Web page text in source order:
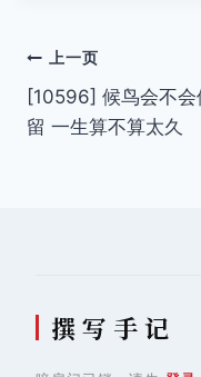
文
章
上一页
[10596] 候鸟会不会
留 一生算不算太久
撰 写 手 记